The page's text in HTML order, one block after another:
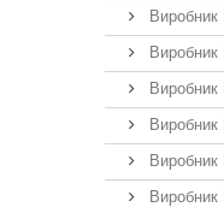
Виробник
Виробник
Виробник